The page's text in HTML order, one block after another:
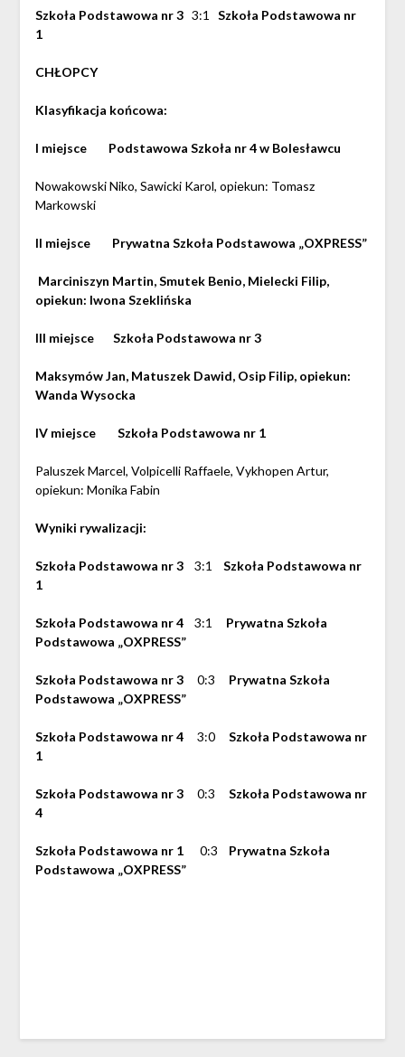
Szkoła Podstawowa nr 3 3:1 Szkoła Podstawowa nr
1
CHŁOPCY
Klasyfikacja końcowa:
I miejsce Podstawowa Szkoła nr 4 w Bolesławcu
Nowakowski Niko, Sawicki Karol, opiekun: Tomasz
Markowski
II miejsce Prywatna Szkoła Podstawowa „OXPRESS”
Marciniszyn Martin, Smutek Benio, Mielecki Filip,
opiekun: Iwona Szeklińska
III miejsce Szkoła Podstawowa nr 3
Maksymów Jan, Matuszek Dawid, Osip Filip, opiekun:
Wanda Wysocka
IV miejsce Szkoła Podstawowa nr 1
Paluszek Marcel, Volpicelli Raffaele, Vykhopen Artur,
opiekun: Monika Fabin
Wyniki rywalizacji:
Szkoła Podstawowa nr 3 3:1
Szkoła Podstawowa nr
1
Szkoła Podstawowa nr 43:1
Prywatna Szkoła
Podstawowa „OXPRESS”
Szkoła Podstawowa nr 3 0:3 Prywatna Szkoła
Podstawowa „OXPRESS”
Szkoła Podstawowa nr 4 3:0Szkoła Podstawowa nr
1
Szkoła Podstawowa nr 3 0:3 Szkoła Podstawowa nr
4
Szkoła Podstawowa nr 1 0:3 Prywatna Szkoła
Podstawowa „OXPRESS”